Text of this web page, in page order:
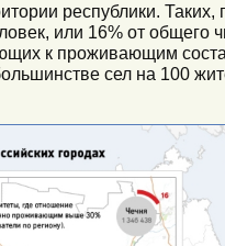
республики.
или 16% от общего
к проживающим
сел на 100